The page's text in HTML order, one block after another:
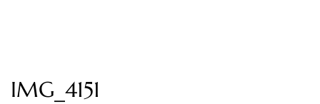
IMG_4151